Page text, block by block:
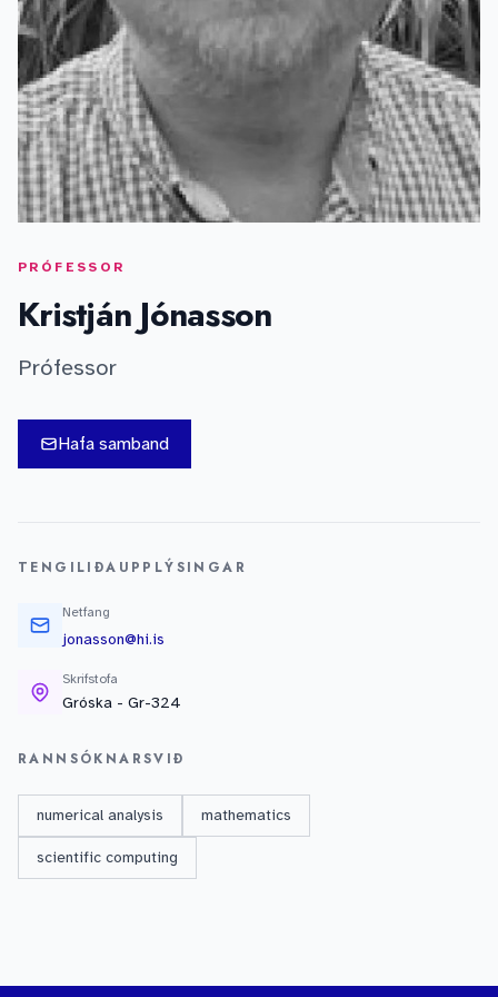
PRÓFESSOR
Kristján Jónasson
Prófessor
Hafa samband
TENGILIÐAUPPLÝSINGAR
Netfang
jonasson@hi.is
Skrifstofa
Gróska - Gr-324
RANNSÓKNARSVIÐ
numerical analysis mathematics
scientific computing